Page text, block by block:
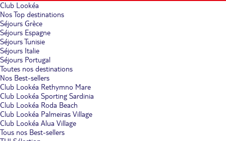
Club Lookéa
Nos Top destinations
Séjours Grèce
Séjours Espagne
Séjours Tunisie
Séjours Italie
Séjours Portugal
Toutes nos destinations
Nos Best-sellers
Club Lookéa Rethymno Mare
Club Lookéa Sporting Sardinia
Club Lookéa Roda Beach
Club Lookéa Palmeiras Village
Club Lookéa Alua Village
Tous nos Best-sellers